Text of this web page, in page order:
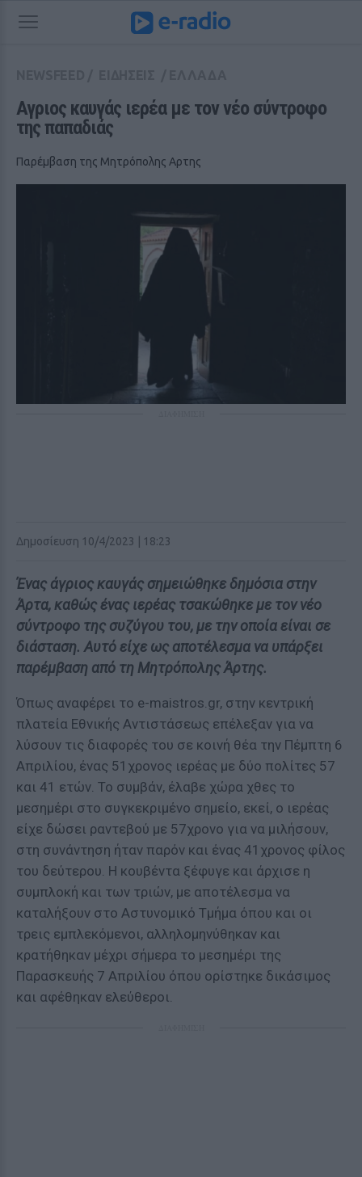
Αγριος καυγάς ιερέα με τον νέο σύντροφο
της παπαδιάς
Παρέμβαση της Μητρόπολης Αρτης
Δημοσίευση 10/4/2023 | 18:23
Ένας άγριος καυγάς σημειώθηκε δημόσια στην
Άρτα, καθώς ένας ιερέας τσακώθηκε με τον νέο
σύντροφο της συζύγου του, με την οποία είναι σε
διάσταση. Αυτό είχε ως αποτέλεσμα να υπάρξει
παρέμβαση από τη Μητρόπολης Άρτης.
Όπως αναφέρει το e-maistros.gr, στην κεντρική
πλατεία Εθνικής Αντιστάσεως επέλεξαν για να
λύσουν τις διαφορές του σε κοινή θέα την Πέμπτη 6
Απριλίου, ένας 51χρονος ιερέας με δύο πολίτες 57
και 41 ετών. Το συμβάν, έλαβε χώρα χθες το
μεσημέρι στο συγκεκριμένο σημείο, εκεί, ο ιερέας
είχε δώσει ραντεβού με 57χρονο για να μιλήσουν,
στη συνάντηση ήταν παρόν και ένας 41χρονος φίλος
του δεύτερου. Η κουβέντα ξέφυγε και άρχισε η
συμπλοκή και των τριών, με αποτέλεσμα να
καταλήξουν στο Αστυνομικό Τμήμα όπου και οι
τρεις εμπλεκόμενοι, αλληλομηνύθηκαν και
κρατήθηκαν μέχρι σήμερα το μεσημέρι της
Παρασκευής 7 Απριλίου όπου ορίστηκε δικάσιμος
και αφέθηκαν ελεύθεροι.